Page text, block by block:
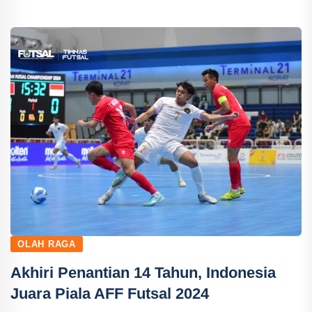
OLAH RAGA
Akhiri Penantian 14 Tahun, Indonesia
Juara Piala AFF Futsal 2024